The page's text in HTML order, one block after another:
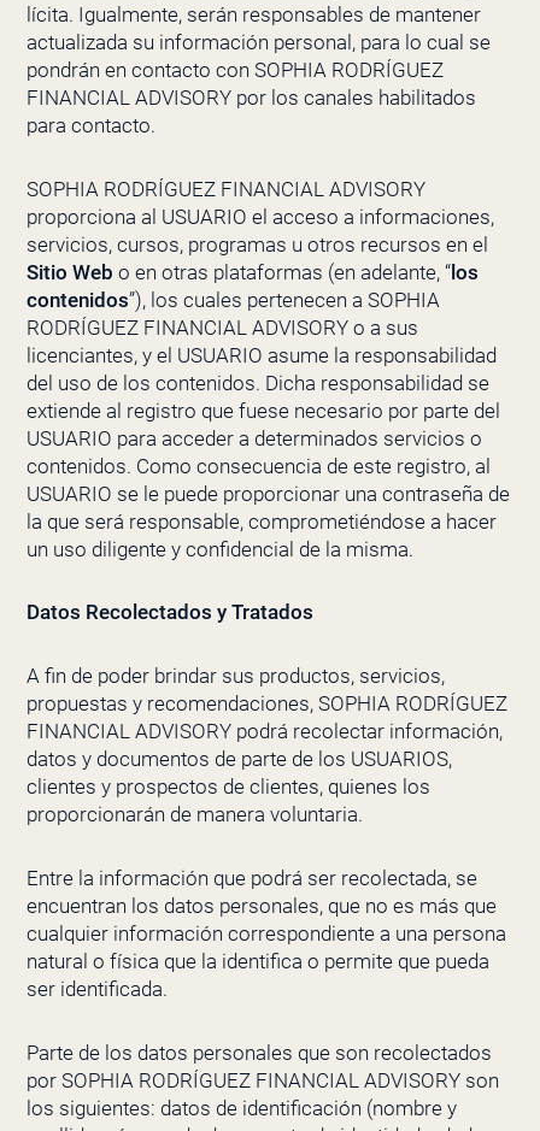
lícita. Igualmente, serán responsables de mantener
actualizada su información personal, para lo cual se
pondrán en contacto con SOPHIA RODRÍGUEZ
FINANCIAL ADVISORYpor los canales habilitados
para contacto.
SOPHIA RODRÍGUEZ FINANCIAL ADVISORY
proporciona al USUARIO el acceso a informaciones,
servicios, cursos, programas u otros recursos en el
Sitio Web o en otras plataformas (en adelante, “los
contenidos”), los cuales pertenecen a SOPHIA
RODRÍGUEZ FINANCIAL ADVISORYo a sus
licenciantes, y el USUARIO asume la responsabilidad
del uso de los contenidos. Dicha responsabilidad se
extiende al registro que fuese necesario por parte del
USUARIO para acceder a determinados servicios o
contenidos. Como consecuencia de este registro, al
USUARIO se le puede proporcionar una contraseña de
la que será responsable, comprometiéndose a hacer
un uso diligente y confidencial de la misma.
Datos Recolectados y Tratados
A fin de poder brindar sus productos, servicios,
propuestas y recomendaciones, SOPHIA RODRÍGUEZ
FINANCIAL ADVISORYpodrá recolectar información,
datos y documentos de parte de los USUARIOS,
clientes y prospectos de clientes, quienes los
proporcionarán de manera voluntaria.
Entre la información que podrá ser recolectada, se
encuentran los datos personales, que no es más que
cualquier información correspondiente a una persona
natural o física que la identifica o permite que pueda
ser identificada.
Parte de los datos personales que son recolectados
por SOPHIA RODRÍGUEZ FINANCIAL ADVISORYson
los siguientes: datos de identificación (nombre y